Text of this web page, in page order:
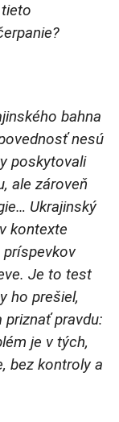
bahna
nesú
poskytovali
ale zároveň
Ukrajinský
kontexte
príspevkov
Je to test
ho prešiel,
pravdu:
je v tých,
bez kontroly a